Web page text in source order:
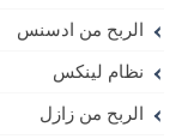
الربح من ادسنس
نظام لينكس
الربح من زازل